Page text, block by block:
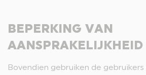
BEPERKING VAN
AANSPRAKELIJKHEID
Bovendien gebruiken de